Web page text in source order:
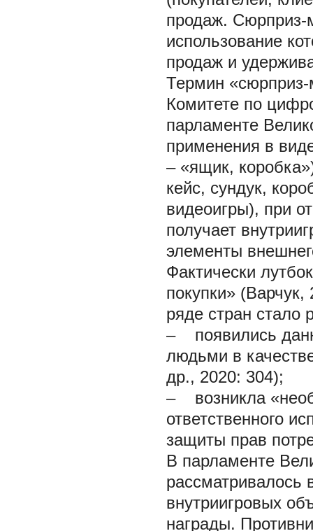
продаж. Сюрприз-
использование
продаж и
Термин «сюрприз-
Комитете по
парламенте
применения в
– «ящик,
кейс, сундук,
видеоигры), при
получает
элементы
Фактически
покупки»
ряде стран стало
– появились
людьми в
др., 2020: 304);
– возникла
ответственного
защиты прав
В парламенте
рассматривалось
внутриигровых
награды.